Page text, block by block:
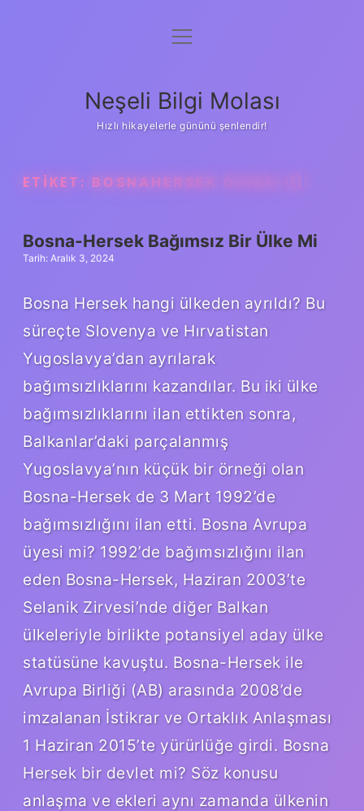
Anasayfa
Yasal Uyarı
menüyü
Neşeli Bilgi Molası
Hızlı hikayelerle gününü şenlendir!
ETIKET: BOSNAHERSEK ÖZERK MI
Bosna-Hersek Bağımsız Bir Ülke Mi
Tarih: Aralık 3, 2024
Bosna Hersek hangi ülkeden ayrıldı? Bu
süreçte Slovenya ve Hırvatistan
Yugoslavya’dan ayrılarak
bağımsızlıklarını kazandılar. Bu iki ülke
bağımsızlıklarını ilan ettikten sonra,
Balkanlar’daki parçalanmış
Yugoslavya’nın küçük bir örneği olan
Bosna-Hersek de 3 Mart 1992’de
bağımsızlığını ilan etti. Bosna Avrupa
üyesi mi? 1992’de bağımsızlığını ilan
eden Bosna-Hersek, Haziran 2003’te
Selanik Zirvesi’nde diğer Balkan
ülkeleriyle birlikte potansiyel aday ülke
statüsüne kavuştu. Bosna-Hersek ile
Avrupa Birliği (AB) arasında 2008’de
imzalanan İstikrar ve Ortaklık Anlaşması
1 Haziran 2015’te yürürlüğe girdi. Bosna
Hersek bir devlet mi? Söz konusu
anlaşma ve ekleri aynı zamanda ülkenin